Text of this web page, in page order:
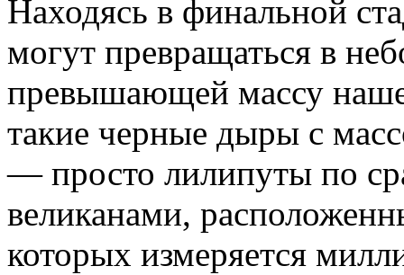
Находясь в финальной
могут превращаться в
превышающей массу
такие черные дыры с
— просто лилипуты по
великанами,
которых измеряется